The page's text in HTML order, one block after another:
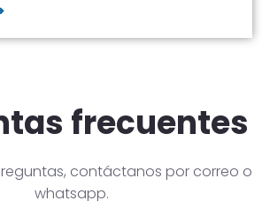
frecuentes
contáctanos por correo o
whatsapp.